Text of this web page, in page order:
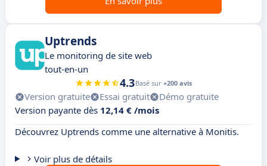
Uptrends
Le monitoring de site web
tout-en-un
4.3Basé sur +200 avis
Version gratuite Essai gratuit
Démo gratuite
Version payante dès 12,14 € /mois
Découvrez Uptrends comme une alternative à Monitis.
Voir plus de détails